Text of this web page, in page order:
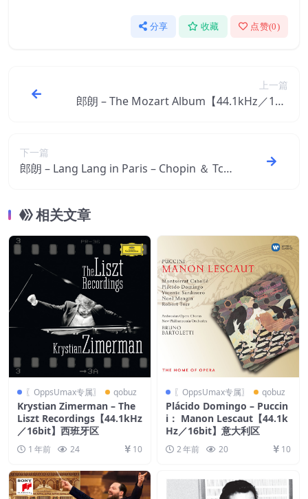
分享 收藏 点赞(0)
上一篇
郎朗 – The Mozart Album【44.1kHz／16b
下一篇
郎朗 – Lang Lang in Paris – Chopin ＆ Tch
相关文章
〖OppsUmax专属〗 qobuz
Krystian Zimerman – The
Liszt Recordings【44.1kHz
／16bit】西班牙区
1 年前 24 10
〖OppsUmax专属〗 qobuz
Plácido Domingo – Puccin
i： Manon Lescaut【44.1k
Hz／16bit】意大利区
2 年前 20 10